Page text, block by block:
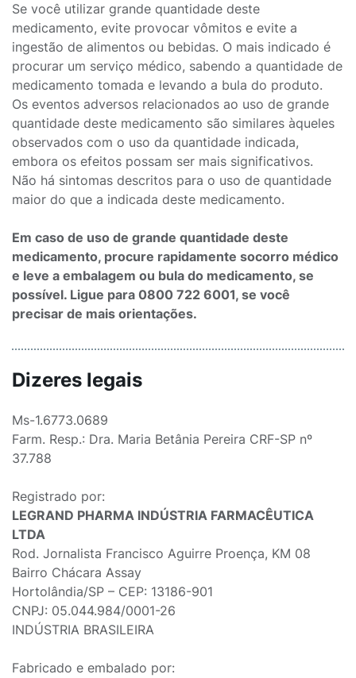
Se você utilizar grande quantidade deste
medicamento, evite provocar vômitos e evite a
ingestão de alimentos ou bebidas. O mais indicado é
procurar um serviço médico, sabendo a quantidade de
medicamento tomada e levando a bula do produto.
Os eventos adversos relacionados ao uso de grande
quantidade deste medicamento são similares àqueles
observados com o uso da quantidade indicada,
embora os efeitos possam ser mais significativos.
Não há sintomas descritos para o uso de quantidade
maior do que a indicada deste medicamento.
Em caso de uso de grande quantidade deste
medicamento, procure rapidamente socorro médico
e leve a embalagem ou bula do medicamento, se
possível. Ligue para 0800 722 6001, se você
precisar de mais orientações.
Dizeres legais
Ms-1.6773.0689
Farm. Resp.: Dra. Maria Betânia Pereira CRF-SP nº
37.788
Registrado por:
LEGRAND PHARMA INDÚSTRIA FARMACÊUTICA
LTDA
Rod. Jornalista Francisco Aguirre Proença, KM 08
Bairro Chácara Assay
Hortolândia/SP – CEP: 13186-901
CNPJ: 05.044.984/0001-26
INDÚSTRIA BRASILEIRA
Fabricado e embalado por: